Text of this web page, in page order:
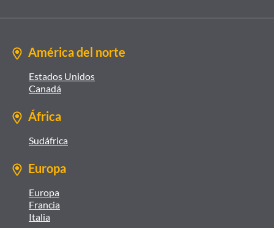
América del norte
Estados Unidos
Canadá
África
Sudáfrica
Europa
Europa
Francia
Italia